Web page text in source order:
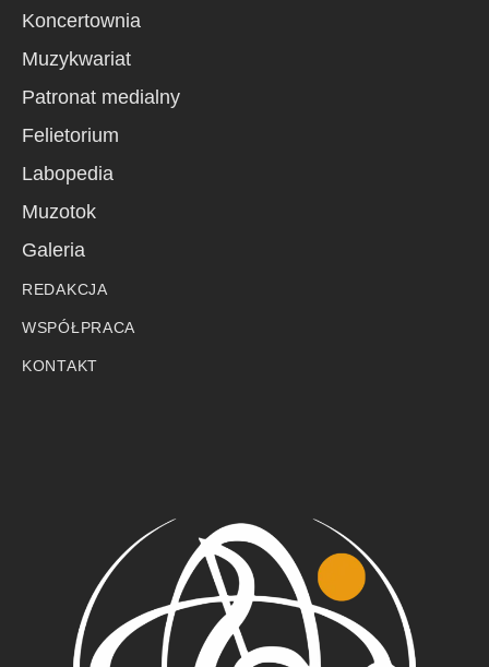
Koncertownia
Muzykwariat
Patronat medialny
Felietorium
Labopedia
Muzotok
Galeria
REDAKCJA
WSPÓŁPRACA
KONTAKT